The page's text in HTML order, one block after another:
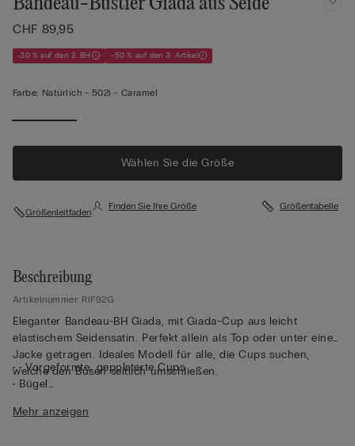
CHF 89,95
-30 % auf den 2. BH –50 % auf den 3. Artikel
Farbe: Natürlich - 502i - Caramel
Wählen Sie die Größe
Größenleitfaden
Finden Sie Ihre Größe Größentabelle
Beschreibung
Artikelnummer: RIF92G
Eleganter Bandeau-BH Giada, mit Giada-Cup aus leicht
elastischem Seidensatin. Perfekt allein als Top oder unter einer
Jacke getragen. Ideales Modell für alle, die Cups suchen,
welche den Busen seitlich umschließen.
• • Vorgeformte, gepolsterte Cups
• Bügel
• Vollständig mit Tüll unterlegt
Mehr anzeigen